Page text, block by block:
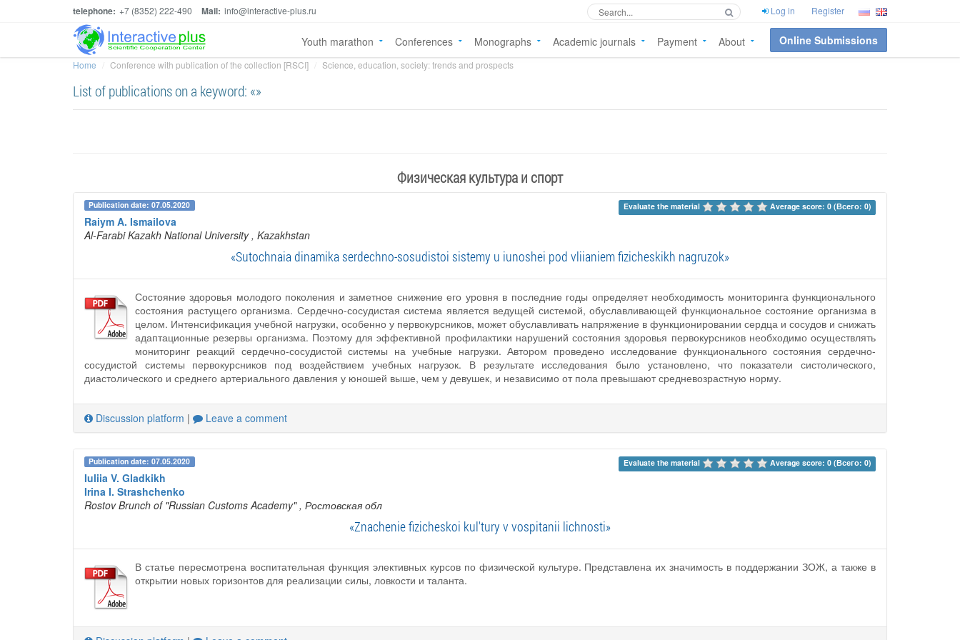
telephone: +7 (8352) 222-490 Mail: info@interactive-plus.ru Log in Register
Youth marathon Conferences Monographs Academic journals Payment About Online Submissions
Home Conference with publication of the collection [RSCI] Science, education, society: trends and prospects
List of publications on a keyword: «»
Физическая культура и спорт
Publication date: 07.05.2020 Evaluate the material Average score: 0 (Всего: 0)
Raiym A. Ismailova
Al-Farabi Kazakh National University , Kazakhstan
«Sutochnaia dinamika serdechno-sosudistoi sistemy u iunoshei pod vliianiem fizicheskikh nagruzok»
Состояние здоровья молодого поколения и заметное снижение его уровня в последние годы определяет необходимость мониторинга функционального
состояния растущего организма. Сердечно-сосудистая система является ведущей системой, обуславливающей функциональное состояние организма в
целом. Интенсификация учебной нагрузки, особенно у первокурсников, может обуславливать напряжение в функционировании сердца и сосудов и снижать
адаптационные резервы организма. Поэтому для эффективной профилактики нарушений состояния здоровья первокурсников необходимо осуществлять
мониторинг реакций сердечно-сосудистой системы на учебные нагрузки. Автором проведено исследование функционального состояния сердечно-
сосудистой системы первокурсников под воздействием учебных нагрузок. В результате исследования было установлено, что показатели систолического,
диастолического и среднего артериального давления у юношей выше, чем у девушек, и независимо от пола превышают средневозрастную норму.
Discussion platform | Leave a comment
Publication date: 07.05.2020 Evaluate the material Average score: 0 (Всего: 0)
Iuliia V. Gladkikh
Irina I. Strashchenko
Rostov Brunch of "Russian Customs Academy" , Ростовская обл
«Znachenie fizicheskoi kul'tury v vospitanii lichnosti»
В статье пересмотрена воспитательная функция элективных курсов по физической культуре. Представлена их значимость в поддержании ЗОЖ, а также в
открытии новых горизонтов для реализации силы, ловкости и таланта.